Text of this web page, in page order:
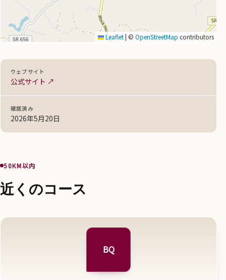
Leaflet ©OpenStreetMap contributors
ウェブサイト
公式サイト ↗
確認済み
2026年5月20日
50KM以内
近くのコース
BQ